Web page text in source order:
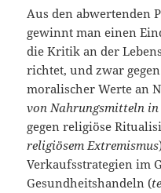
Aus den abwertenden
gewinnt man einen
die Kritik an der
richtet, und zwar
moralischer Werte an
von Nahrungsmitteln in
gegen religiöse
religiösem Extremismus
Verkaufsstrategien im
Gesundheitshandeln (